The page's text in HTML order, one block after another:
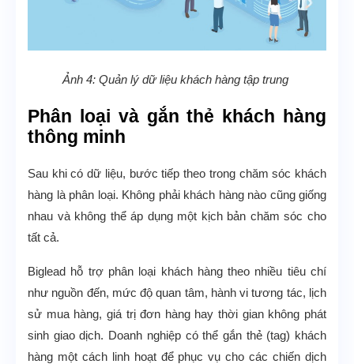
Ảnh 4: Quản lý dữ liệu khách hàng tập trung
Phân loại và gắn thẻ khách hàng
thông minh
Sau khi có dữ liệu, bước tiếp theo trong chăm sóc khách
hàng là phân loại. Không phải khách hàng nào cũng giống
nhau và không thể áp dụng một kịch bản chăm sóc cho
tất cả.
Biglead hỗ trợ phân loại khách hàng theo nhiều tiêu chí
như nguồn đến, mức độ quan tâm, hành vi tương tác, lịch
sử mua hàng, giá trị đơn hàng hay thời gian không phát
sinh giao dịch. Doanh nghiệp có thể gắn thẻ (tag) khách
hàng một cách linh hoạt để phục vụ cho các chiến dịch